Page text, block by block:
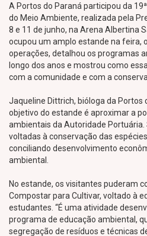
A Portos do Paraná participou da
do Meio Ambiente, realizada pela
8 e 11 de junho, na Arena Albertina
ocupou um amplo estande na feira,
operações, detalhou os programas
longo dos anos e mostrou como
com a comunidade e com a
Jaqueline Dittrich, bióloga da Portos
objetivo do estande é aproximar a
ambientais da Autoridade Portuária.
voltadas à conservação das
conciliando desenvolvimento
ambiental.
No estande, os visitantes puderam
Compostar para Cultivar, voltado à
estudantes. “É uma atividade
programa de educação ambiental,
segregação de resíduos e técnicas